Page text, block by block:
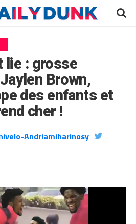
lie : grosse
Brown,
des enfants et
cher !
Andriamiharinosy